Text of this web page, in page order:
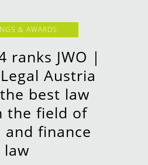
& AWARDS
ranks JWO |
Austria
best law
the field of
and finance
law